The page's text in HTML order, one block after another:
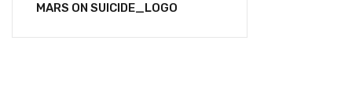
MARS ON SUICIDE_LOGO